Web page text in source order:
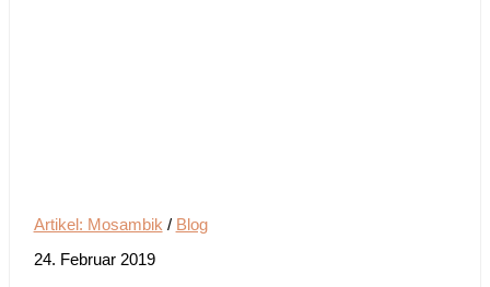
Artikel: Mosambik / Blog
24. Februar 2019